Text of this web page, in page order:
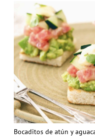
Bocaditos de atún y